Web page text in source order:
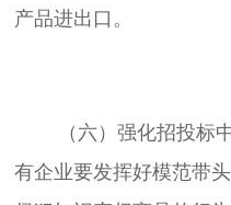
有企业要发挥好模范带